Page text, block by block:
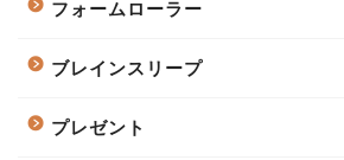
フォームローラー
ブレインスリープ
プレゼント